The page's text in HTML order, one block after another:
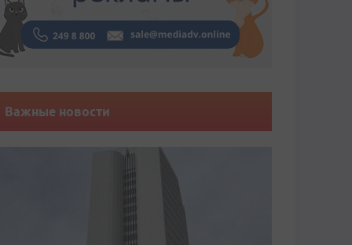
Важные новости